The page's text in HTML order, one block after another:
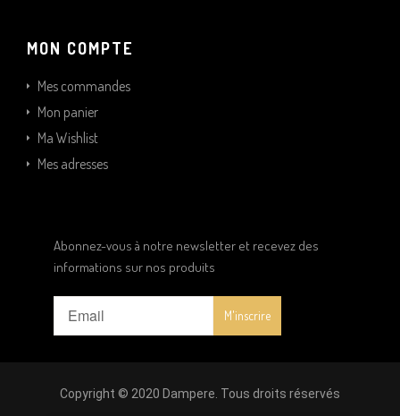
MON COMPTE
Mes commandes
Mon panier
Ma Wishlist
Mes adresses
Abonnez-vous à notre newsletter et recevez des
informations sur nos produits
Copyright © 2020 Dampere. Tous droits réservés